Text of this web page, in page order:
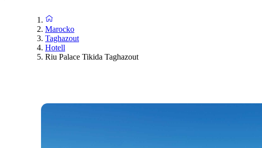
Marocko
Taghazout
Hotell
Riu Palace Tikida Taghazout